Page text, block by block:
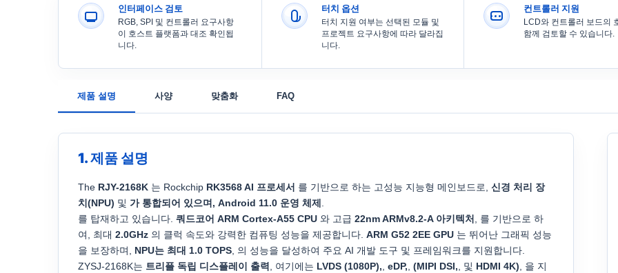
인터페이스 검토
RGB, SPI 및 컨트롤러 요구사항
이 호스트 플랫폼과 대조 확인됩
니다.
터치 옵션
터치 지원 여부는 선택된 모듈 및
프로젝트 요구사항에 따라 달라집
니다.
컨트롤러 지원
LCD와 컨트롤러 보드의
함께 검토할 수 있습니다.
제품 설명 사양 맞춤화 FAQ
1. 제품 설명
The RJY-2168K 는 Rockchip RK3568 AI 프로세서 를 기반으로 하는 고성능 지능형 메인보드로, 신경 처리 장
치(NPU) 및 가 통합되어 있으며, Android 11.0 운영 체제
를 탑재하고 있습니다. 쿼드코어 ARM Cortex-A55 CPU 와 고급 22nm ARMv8.2-A 아키텍처
, 를 기반으로 하
여, 최대 2.0GHz 의 클럭 속도와 강력한 컴퓨팅 성능을 제공합니다. ARM G52 2EE GPU 는 뛰어난 그래픽 성능
을 보장하며, NPU는 최대 1.0 TOPS , 의 성능을 달성하여 주요 AI 개발 도구 및 프레임워크를 지원합니다.
ZYSJ-2168K는 트리플 독립 디스플레이 출력 , 여기에는 LVDS (1080P), eDP, (MIPI DSI, , 및 HDMI 4K) , 을 지